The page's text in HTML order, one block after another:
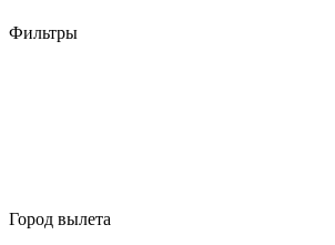
Фильтры
Город вылета